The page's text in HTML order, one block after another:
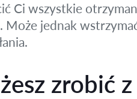
Ci wszystkie
Może jednak
zrobić